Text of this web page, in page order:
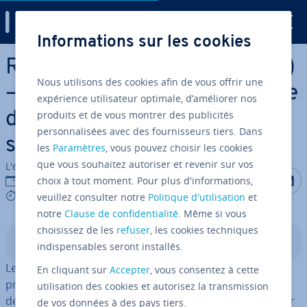
Aller au contenu principal
Remote Procedure Call (RPC)
– une com­mu­ni­ca­tion efficace
dans les ar­chi­tec­tures client-
serveur
L'équipe édi­to­riale IONOS
24/03/2020
9 mins
Partager
Sommaire
Le Remote Procedure Call (en français « appel de
procédure à distance ») est un outil central per­met­tant
de réaliser des struc­tures opé­ra­tion­nelles et basées sur
Informations sur les cookies
Nous utilisons des cookies afin de vous offrir une
expérience utilisateur optimale, d’améliorer nos
produits et de vous montrer des publicités
personnalisées avec des fournisseurs tiers. Dans
les Paramètres, vous pouvez choisir les cookies
que vous souhaitez autoriser et revenir sur vos
choix à tout moment. Pour plus d'informations,
veuillez consulter notre Politique d'utilisation et
notreClause de confidentialité. Même si vous
choisissez de les refuser, les cookies techniques
indispensables seront installés.
En cliquant surAccepter, vous consentez à cette
utilisation des cookies et autorisez la transmission
de vos données à des pays tiers.